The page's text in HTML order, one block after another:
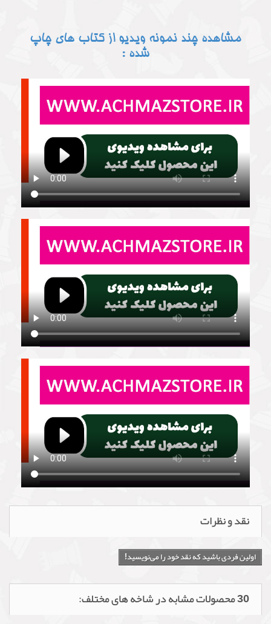
مشاهده چند نمونه ویدیو از کتاب های چاپ
شده :
نقد و نظرات
اولین فردی باشید که نقد خود را می‌نویسید!
30 محصولات مشابه در شاخه های مختلف: